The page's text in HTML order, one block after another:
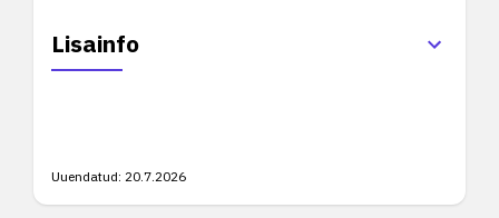
Lisainfo
Uuendatud: 20.7.2026